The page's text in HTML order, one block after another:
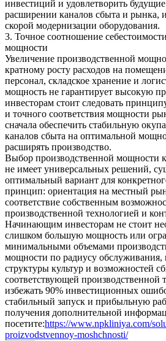
инвестиций и удовлетворить
расширении каналов сбыта и рынка,
скорой модернизации оборудования.
3. Точное соотношение
мощности
Увеличение производственной
кратному росту расходов на
персонал, складское хранение и
мощность не гарантирует высокую
инвесторам стоит следовать
и точного соответствия мощности
сначала обеспечить стабильную
каналов сбыта на оптимальной
расширять производство.
Выбор производственной мощности
не имеет универсальных решений,
оптимальный вариант для
принцип: ориентация на местный
соответствие собственным
производственной технологией и
Начинающим инвесторам не стоит
слишком большую мощность или
минимальными объемами
мощности по радиусу обслуживания,
структуры культур и возможностей
соответствующей производственной
избежать 90% инвестиционных
стабильный запуск и прибыльную
получения дополнительной
посетите:https://www.npkliniya.com/
proizvodstvennoy-moshchnosti/